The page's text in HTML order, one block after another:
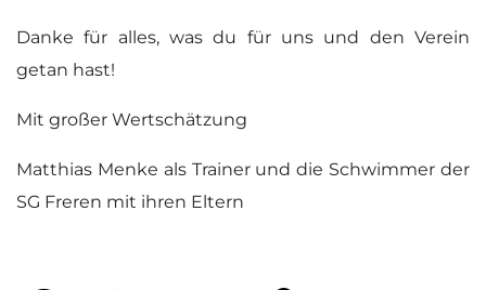
Danke für alles, was du für uns und den Verein
getan hast!
Mit großer Wertschätzung
Matthias Menke als Trainer und die Schwimmer der
SG Freren mit ihren Eltern